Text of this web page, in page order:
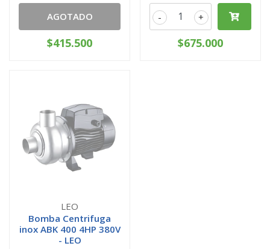
AGOTADO
$415.500
+
-
$675.000
LEO
Bomba Centrifuga
inox ABK 400 4HP 380V
- LEO